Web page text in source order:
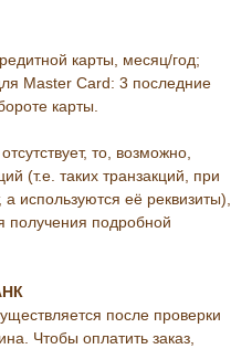
карты, месяц/год;
Master Card: 3 последние
карты.
то, возможно,
(т.е. таких транзакций, при
а используются её реквизиты),
получения подробной
после проверки
Чтобы оплатить заказ,